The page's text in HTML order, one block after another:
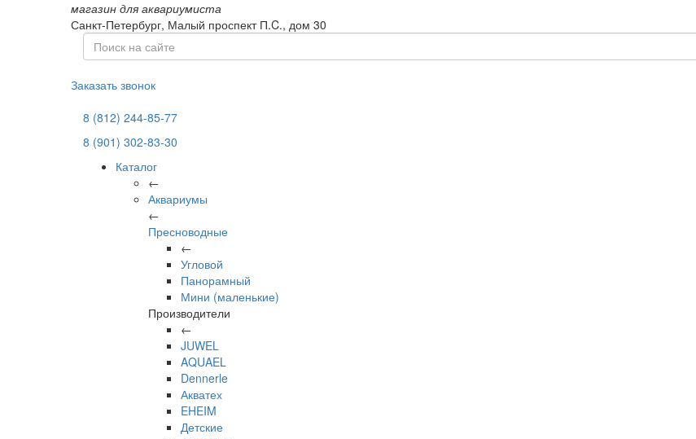
магазин для аквариумиста
Санкт-Петербург, Малый проспект П.C., дом 30
Заказать звонок
8 (812) 244-85-77
8 (901) 302-83-30
Каталог
←
Аквариумы
←
Пресноводные
←
Угловой
Панорамный
Мини (маленькие)
Производители
←
JUWEL
AQUAEL
Dennerle
Акватех
EHEIM
Детские